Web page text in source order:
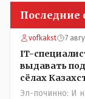
Последние
vofkakst 7
IT-
выдавать
сёлах
Эл-починно: И